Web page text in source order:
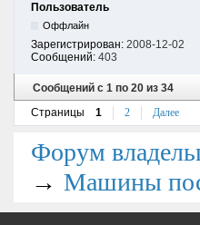
Пользователь
Оффлайн
Зарегистрирован: 2008-12-02
Сообщений: 403
Сообщений с 1 по 20 из 34
Страницы
1 2 Далее
Форум
→ Машины